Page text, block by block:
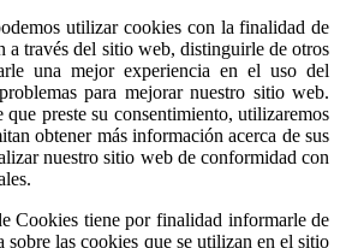
utilizar cookies con la finalidad de
a través del sitio web, distinguirle de otros
una mejor experiencia en el uso del
para mejorar nuestro sitio web.
que preste su consentimiento, utilizaremos
obtener más información acerca de sus
nuestro sitio web de conformidad con
Cookies tiene por finalidad informarle de
sobre las cookies que se utilizan en el sitio